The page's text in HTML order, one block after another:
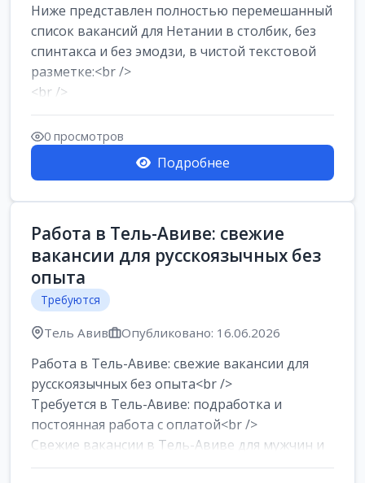
Ниже представлен полностью перемешанный
список вакансий для Нетании в столбик, без
спинтакса и без эмодзи, в чистой текстовой
разметке:<br />
<br />
Работа в Нетании на мебельном
производстве: требу...
0 просмотров
Подробнее
Работа в Тель-Авиве: свежие
вакансии для русскоязычных без
опыта
Требуются
Тель Авив Опубликовано: 16.06.2026
Работа в Тель-Авиве: свежие вакансии для
русскоязычных без опыта<br />
Требуется в Тель-Авиве: подработка и
постоянная работа с оплатой<br />
Свежие вакансии в Тель-Авиве для мужчин и
женщин от хозя...